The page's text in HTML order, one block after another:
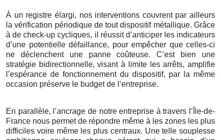
À un registre élargi, nos interventions couvrent par ailleurs
la vérification périodique de tout dispositif métallique. Grâce
à de check-up cycliques, il réussit d’anticiper les indicateurs
d’une potentielle défaillance, pour empêcher que celles-ci
ne déclenchent une panne coûteuse. C’est bien une
stratégie bidirectionnelle, visant à limite les arrêts, amplifie
l’espérance de fonctionnement du dispositif, par la même
occasion préserve le budget de l’entreprise.
En parallèle, l’ancrage de notre entreprise à travers l’Île-de-
France nous permet de répondre même à les zones les plus
difficiles voire même les plus centraux. Une telle souplesse